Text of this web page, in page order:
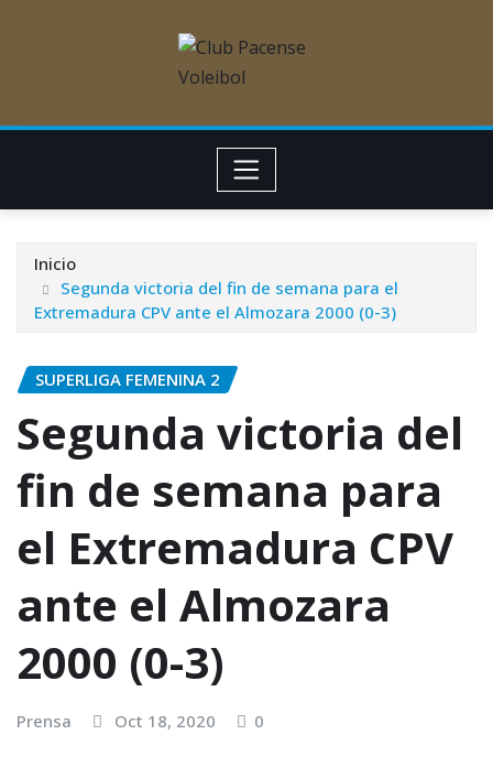
Inicio
Segunda victoria del fin de semana para el
Extremadura CPV ante el Almozara 2000 (0-3)
SUPERLIGA FEMENINA 2
Segunda victoria del
fin de semana para
el Extremadura CPV
ante el Almozara
2000 (0-3)
Prensa Oct 18, 2020 0